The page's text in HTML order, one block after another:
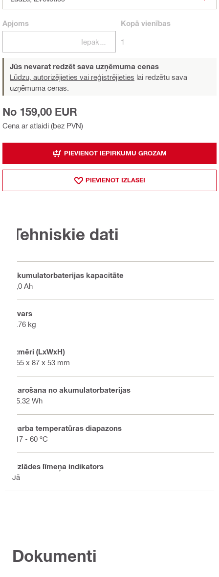
Apjoms Kopā vienības
1
Jūs nevarat redzēt sava uzņēmuma cenas
Lūdzu, autorizējieties vai reģistrējieties lai redzētu sava
uzņēmuma cenas.
Cena ar atlaidi (bez PVN)
No 159,00 EUR
PIEVIENOT IEPIRKUMU GROZAM
PIEVIENOT IZLASEI
Tehniskie dati
Akumulatorbaterijas kapacitāte
4,0 Ah
Svars
0.76 kg
Izmēri (LxWxH)
155 x 87 x 53 mm
Barošana no akumulatorbaterijas
85.32 Wh
Darba temperatūras diapazons
-17 - 60 °C
Uzlādes līmeņa indikators
Jā
Dokumenti